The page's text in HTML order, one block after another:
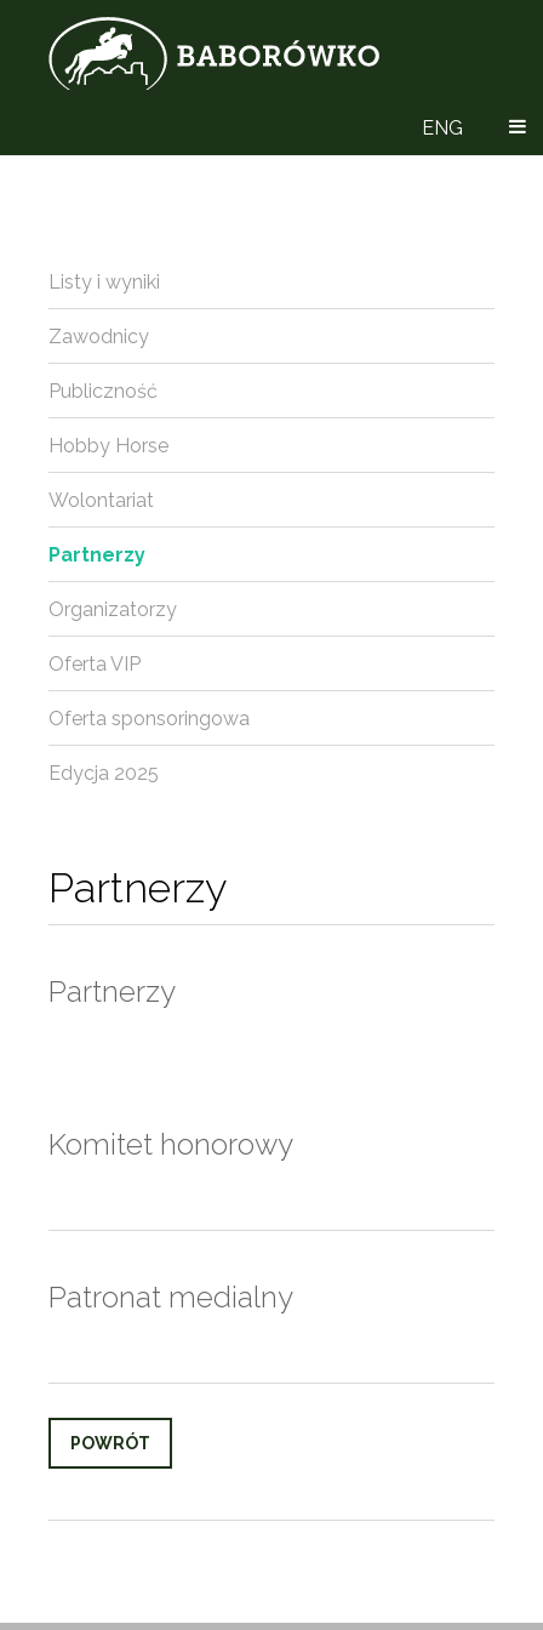
ENG
Partnerzy
Partnerzy
Komitet honorowy
Patronat medialny
POWRÓT
Listy i wyniki
Zawodnicy
Publiczność
Hobby Horse
Wolontariat
Partnerzy
Organizatorzy
Oferta VIP
Oferta sponsoringowa
Edycja 2025